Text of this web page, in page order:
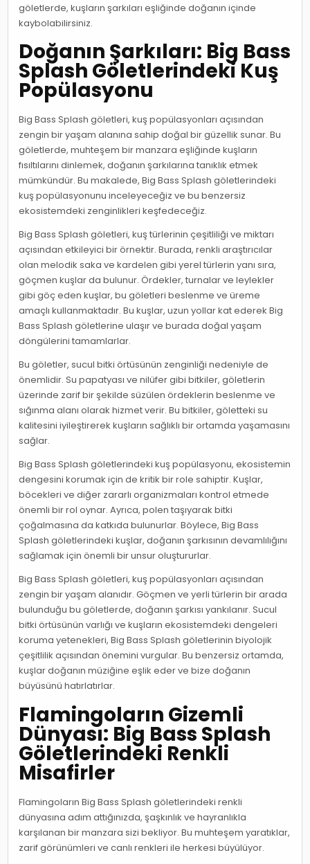
göletlerde, kuşların şarkıları eşliğinde doğanın içinde
kaybolabilirsiniz.
Doğanın Şarkıları: Big Bass
Splash Göletlerindeki Kuş
Popülasyonu
Big Bass Splash göletleri, kuş popülasyonları açısından
zengin bir yaşam alanına sahip doğal bir güzellik sunar. Bu
göletlerde, muhteşem bir manzara eşliğinde kuşların
fısıltılarını dinlemek, doğanın şarkılarına tanıklık etmek
mümkündür. Bu makalede, Big Bass Splash göletlerindeki
kuş popülasyonunu inceleyeceğiz ve bu benzersiz
ekosistemdeki zenginlikleri keşfedeceğiz.
Big Bass Splash göletleri, kuş türlerinin çeşitliliği ve miktarı
açısından etkileyici bir örnektir. Burada, renkli araştırıcılar
olan melodik saka ve kardelen gibi yerel türlerin yanı sıra,
göçmen kuşlar da bulunur. Ördekler, turnalar ve leylekler
gibi göç eden kuşlar, bu göletleri beslenme ve üreme
amaçlı kullanmaktadır. Bu kuşlar, uzun yollar kat ederek Big
Bass Splash göletlerine ulaşır ve burada doğal yaşam
döngülerini tamamlarlar.
Bu göletler, sucul bitki örtüsünün zenginliği nedeniyle de
önemlidir. Su papatyası ve nilüfer gibi bitkiler, göletlerin
üzerinde zarif bir şekilde süzülen ördeklerin beslenme ve
sığınma alanı olarak hizmet verir. Bu bitkiler, göletteki su
kalitesini iyileştirerek kuşların sağlıklı bir ortamda yaşamasını
sağlar.
Big Bass Splash göletlerindeki kuş popülasyonu, ekosistemin
dengesini korumak için de kritik bir role sahiptir. Kuşlar,
böcekleri ve diğer zararlı organizmaları kontrol etmede
önemli bir rol oynar. Ayrıca, polen taşıyarak bitki
çoğalmasına da katkıda bulunurlar. Böylece, Big Bass
Splash göletlerindeki kuşlar, doğanın şarkısının devamlılığını
sağlamak için önemli bir unsur oluştururlar.
Big Bass Splash göletleri, kuş popülasyonları açısından
zengin bir yaşam alanıdır. Göçmen ve yerli türlerin bir arada
bulunduğu bu göletlerde, doğanın şarkısı yankılanır. Sucul
bitki örtüsünün varlığı ve kuşların ekosistemdeki dengeleri
koruma yetenekleri, Big Bass Splash göletlerinin biyolojik
çeşitlilik açısından önemini vurgular. Bu benzersiz ortamda,
kuşlar doğanın müziğine eşlik eder ve bize doğanın
büyüsünü hatırlatırlar.
Flamingoların Gizemli
Dünyası: Big Bass Splash
Göletlerindeki Renkli
Misafirler
Flamingoların Big Bass Splash göletlerindeki renkli
dünyasına adım attığınızda, şaşkınlık ve hayranlıkla
karşılanan bir manzara sizi bekliyor. Bu muhteşem yaratıklar,
zarif görünümleri ve canlı renkleri ile herkesi büyülüyor.